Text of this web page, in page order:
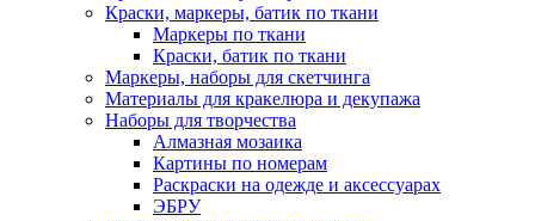
Краски, маркеры, батик по ткани
Маркеры по ткани
Краски, батик по ткани
Маркеры, наборы для скетчинга
Материалы для кракелюра и декупажа
Наборы для творчества
Алмазная мозаика
Картины по номерам
Раскраски на одежде и аксессуарах
ЭБРУ